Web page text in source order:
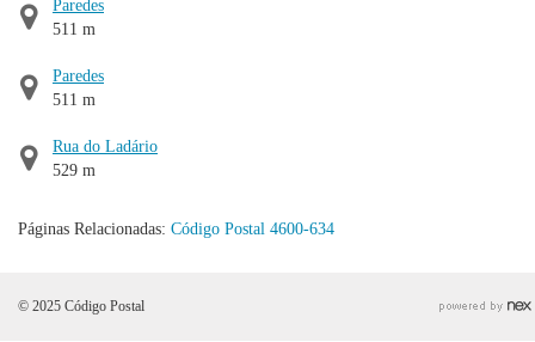
Paredes
511 m
Paredes
511 m
Rua do Ladário
529 m
Páginas Relacionadas: Código Postal 4600-634
© 2025 Código Postal